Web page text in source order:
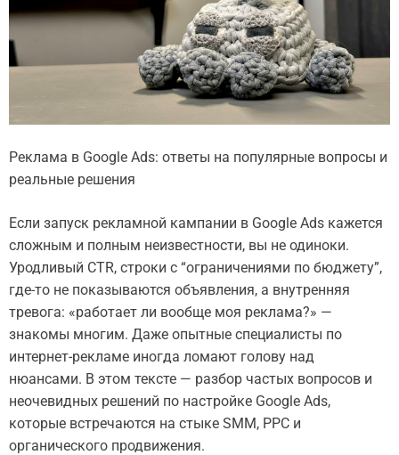
Реклама в Google Ads: ответы на популярные вопросы и
реальные решения
Если запуск рекламной кампании в Google Ads кажется
сложным и полным неизвестности, вы не одиноки.
Уродливый CTR, строки с “ограничениями по бюджету”,
где-то не показываются объявления, а внутренняя
тревога: «работает ли вообще моя реклама?» —
знакомы многим. Даже опытные специалисты по
интернет-рекламе иногда ломают голову над
нюансами. В этом тексте — разбор частых вопросов и
неочевидных решений по настройке Google Ads,
которые встречаются на стыке SMM, PPC и
органического продвижения.